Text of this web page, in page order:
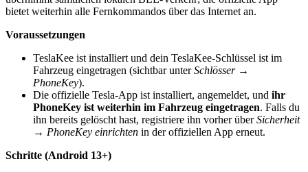
bietet weiterhin alle Fernkommandos über das Internet an.
Voraussetzungen
TeslaKee ist installiert und dein TeslaKee-Schlüssel ist im
Fahrzeug eingetragen (sichtbar unterSchlösser →
PhoneKey).
Die offizielle Tesla-App ist installiert, angemeldet, und ihr
PhoneKey ist weiterhin im Fahrzeug eingetragen. Falls du
ihn bereits gelöscht hast, registriere ihn vorher überSicherheit
→ PhoneKey einrichten in der offiziellen App erneut.
Schritte (Android 13+)